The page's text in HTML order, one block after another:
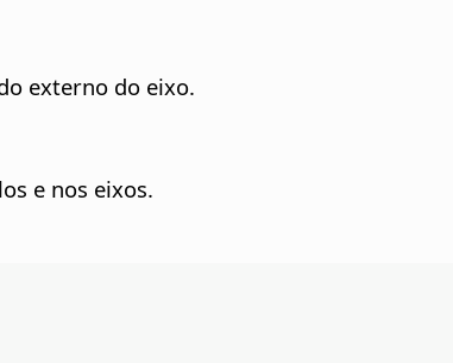
externo do eixo.
e nos eixos.